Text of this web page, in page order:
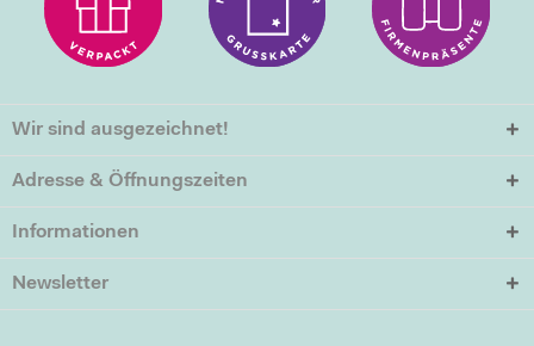
Wir sind ausgezeichnet!
Adresse & Öffnungszeiten
Informationen
Newsletter